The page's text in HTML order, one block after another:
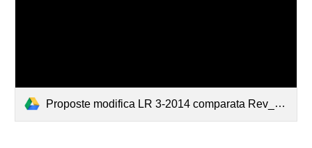
Proposte modifica LR 3-2014 comparata Rev_3-1_20apr20.pdf